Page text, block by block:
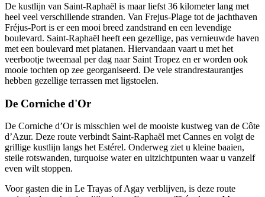
De kustlijn van Saint-Raphaël is maar liefst 36 kilometer lang met
heel veel verschillende stranden. Van Frejus-Plage tot de jachthaven
Fréjus-Port is er een mooi breed zandstrand en een levendige
boulevard. Saint-Raphaël heeft een gezellige, pas vernieuwde haven
met een boulevard met platanen. Hiervandaan vaart u met het
veerbootje tweemaal per dag naar Saint Tropez en er worden ook
mooie tochten op zee georganiseerd. De vele strandrestaurantjes
hebben gezellige terrassen met ligstoelen.
De Corniche d'Or
De Corniche d’Or is misschien wel de mooiste kustweg van de Côte
d’Azur. Deze route verbindt Saint-Raphaël met Cannes en volgt de
grillige kustlijn langs het Estérel. Onderweg ziet u kleine baaien,
steile rotswanden, turquoise water en uitzichtpunten waar u vanzelf
even wilt stoppen.
Voor gasten die in Le Trayas of Agay verblijven, is deze route